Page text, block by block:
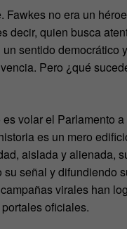
Fawkes no era un
decir, quien busca
sentido
Pero ¿qué
volar el Parlamento
es un mero
aislada y alienada,
señal y difundiendo
virales han
oficiales.